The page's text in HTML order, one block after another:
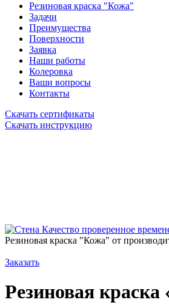
Резиновая краска "Кожа"
Задачи
Преимущества
Поверхности
Заявка
Наши работы
Колеровка
Ваши вопросы
Контакты
Скачать сертификаты
Скачать инструкцию
Качество проверенное
Резиновая краска "Кожа" от
Заказать
Резиновая краска